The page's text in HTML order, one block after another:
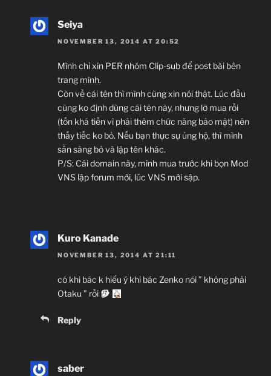
Seiya
NOVEMBER 13, 2014 AT 20:52
Mình chỉ xin PER nhóm Clip-sub để post bài bên
trang mình.
Còn về cái tên thì mình cũng xin nói thật. Lúc đầu
cũng ko định dùng cái tên này, nhưng lỡ mua rồi
(tốn khá tiền vì phải thêm chức năng bảo mật) nên
thấy tiếc ko bỏ. Nếu bạn thực sự ủng hộ, thì mình
sẵn sàng bỏ và lập tên khác.
P/S: Cái domain này, mình mua trước khi bọn Mod
VNS lập forum mới, lúc VNS mới sập.
Kuro Kanade
NOVEMBER 13, 2014 AT 21:11
có khi bác k hiểu ý khi bác Zenko nói ” không phải
Otaku ” rồi
Reply
saber